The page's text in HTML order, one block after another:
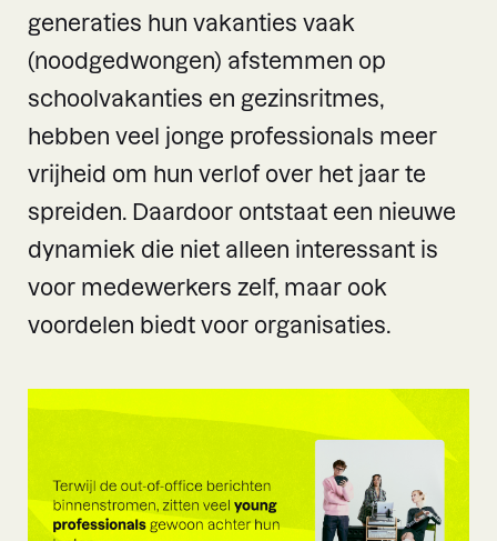
generaties hun vakanties vaak
(noodgedwongen) afstemmen op
schoolvakanties en gezinsritmes,
hebben veel jonge professionals meer
vrijheid om hun verlof over het jaar te
spreiden. Daardoor ontstaat een nieuwe
dynamiek die niet alleen interessant is
voor medewerkers zelf, maar ook
voordelen biedt voor organisaties.